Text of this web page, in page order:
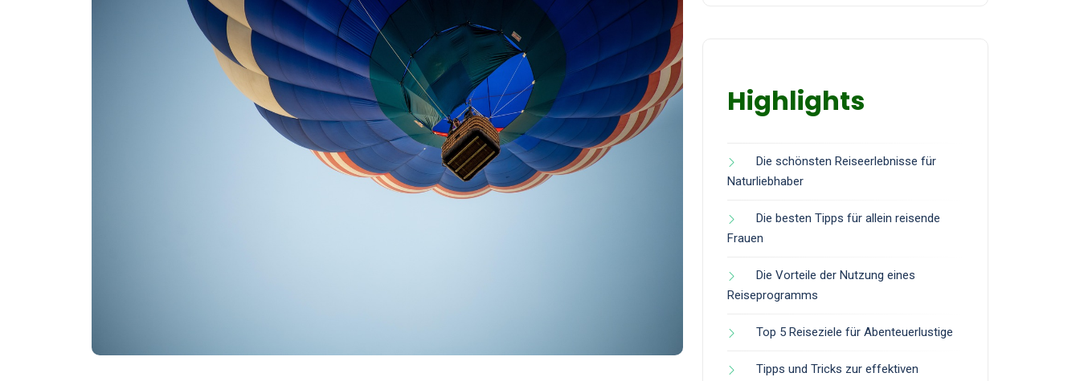
Highlights
Die schönsten Reiseerlebnisse für
Naturliebhaber
Die besten Tipps für allein reisende
Frauen
Die Vorteile der Nutzung eines
Reiseprogramms
Top 5 Reiseziele für Abenteuerlustige
Tipps und Tricks zur effektiven